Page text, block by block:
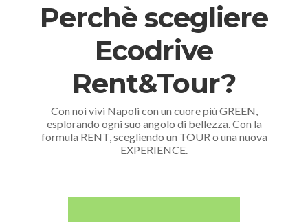
Perchè scegliere
Ecodrive
Rent&Tour?
Con noi vivi Napoli con un cuore più GREEN,
esplorando ogni suo angolo di bellezza. Con la
formula RENT, scegliendo un TOUR o una nuova
EXPERIENCE.